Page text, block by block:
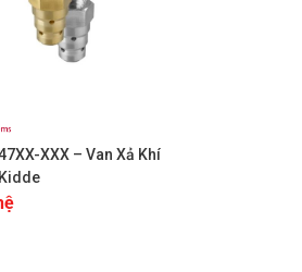
XXX – Van Xả Khí